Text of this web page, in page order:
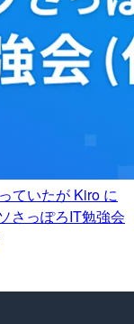
ていたが Kiro に
さっぽろIT勉強会